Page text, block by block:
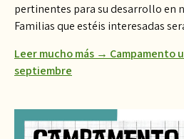
pertinentes para su desarrollo en
Familias que estéis interesadas
Leer mucho más → Campamento
septiembre